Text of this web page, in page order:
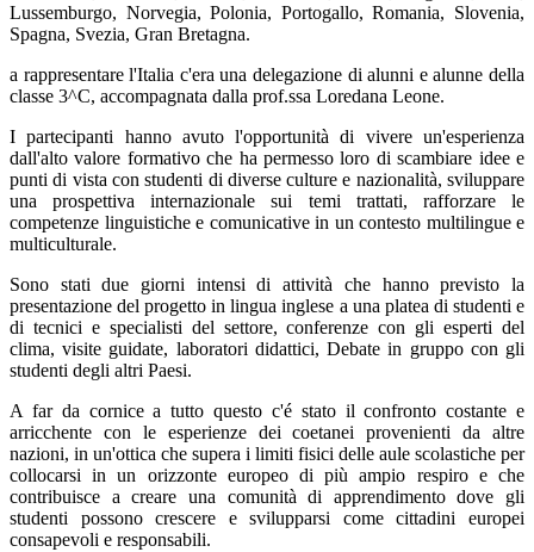
Lussemburgo, Norvegia, Polonia, Portogallo, Romania, Slovenia,
Spagna, Svezia, Gran Bretagna.
a rappresentare l'Italia c'era una delegazione di alunni e alunne della
classe 3^C, accompagnata dalla prof.ssa Loredana Leone.
I partecipanti hanno avuto l'opportunità di vivere un'esperienza
dall'alto valore formativo che ha permesso loro di scambiare idee e
punti di vista con studenti di diverse culture e nazionalità, sviluppare
una prospettiva internazionale sui temi trattati, rafforzare le
competenze linguistiche e comunicative in un contesto multilingue e
multiculturale.
Sono stati due giorni intensi di attività che hanno previsto la
presentazione del progetto in lingua inglese a una platea di studenti e
di tecnici e specialisti del settore, conferenze con gli esperti del
clima, visite guidate, laboratori didattici, Debate in gruppo con gli
studenti degli altri Paesi.
A far da cornice a tutto questo c'é stato il confronto costante e
arricchente con le esperienze dei coetanei provenienti da altre
nazioni, in un'ottica che supera i limiti fisici delle aule scolastiche per
collocarsi in un orizzonte europeo di più ampio respiro e che
contribuisce a creare una comunità di apprendimento dove gli
studenti possono crescere e svilupparsi come cittadini europei
consapevoli e responsabili.